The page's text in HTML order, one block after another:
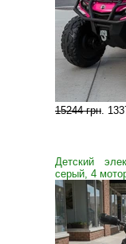
15244 грн.
Детский
серый, 4